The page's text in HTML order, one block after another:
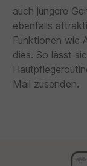
auch jüngere
ebenfalls
Funktionen wie
dies. So lässt
Mail zusenden.